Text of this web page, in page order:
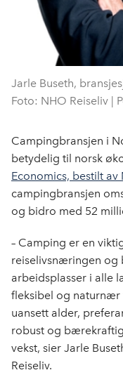
Jarle Buseth,
Foto: NHO Reiseliv |
Campingbransjen i
betydelig til norsk
Economics, bestilt av
campingbransjen
og bidro med 52
– Camping er en
reiselivsnæringen og
arbeidsplasser i alle
fleksibel og naturnær
uansett alder,
robust og
vekst, sier Jarle
Reiseliv.